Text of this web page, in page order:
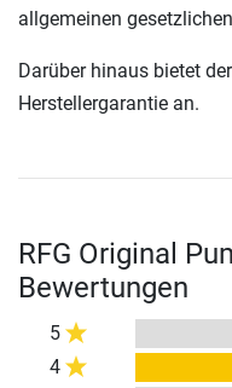
allgemeinen
Darüber hinaus bietet
Herstellergarantie an.
RFG Original
Bewertungen
5
4